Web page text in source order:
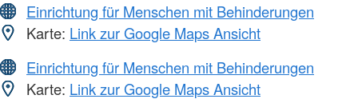
Einrichtung für Menschen mit Behinderungen
Karte: Link zur Google Maps Ansicht
Einrichtung für Menschen mit Behinderungen
Karte: Link zur Google Maps Ansicht